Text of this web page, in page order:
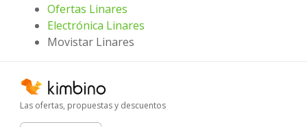
Ofertas Linares
Electrónica Linares
Movistar Linares
Las ofertas, propuestas y descuentos